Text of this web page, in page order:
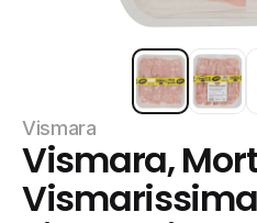
Vismara
Vismara,